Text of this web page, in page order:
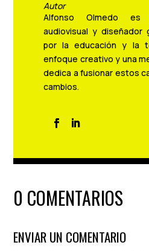
Autor
Alfonso Olmedo es
audiovisual y diseñador
por la educación y la
enfoque creativo y una
dedica a fusionar estos
cambios.
0 COMENTARIOS
ENVIAR UN COMENTARIO